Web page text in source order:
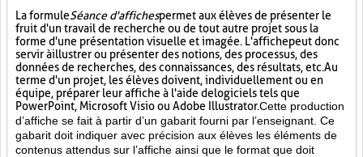
La formuleSéance d'affichespermet aux élèves de présenter le
fruit d'un travail de recherche ou de tout autre projet sous la
forme d'une présentation visuelle et imagée. L'affichepeut donc
servir à illustrer ou présenter des notions, des processus, des
données de recherches, des connaissances, des résultats, etc. Au
terme d'un projet, les élèves doivent, individuellement ou en
équipe, préparer leur affiche à l'aide de logiciels tels que
PowerPoint, Microsoft Visio ou Adobe Illustrator.Cette production
d’affiche se fait à partir d’un gabarit fourni par l’enseignant. Ce
gabarit doit indiquer avec précision aux élèves les éléments de
contenus attendus sur l’affiche ainsi que le format que doit